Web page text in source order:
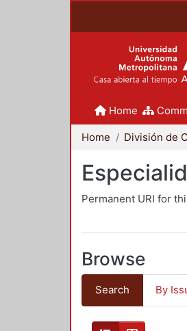
Home
Home
Permanent URI for
Browse
Search By